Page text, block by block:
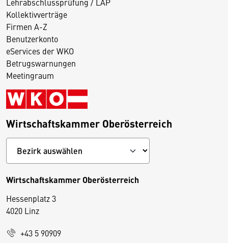
Kollektivverträge
Firmen A-Z
Benutzerkonto
eServices der WKO
Betrugswarnungen
Meetingraum
Wirtschaftskammer Oberösterreich
Wirtschaftskammer Oberösterreich
Hessenplatz 3
4020 Linz
+43 5 90909